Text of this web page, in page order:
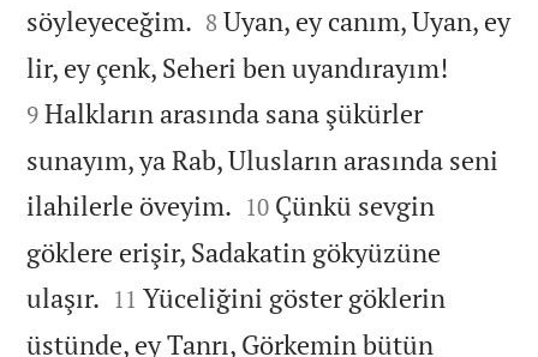
söyleyeceğim. 

8 Uyan, ey canım, Uyan, ey
lir, ey çenk, Seheri ben uyandırayım!
9 Halkların arasında sana şükürler
sunayım, ya Rab, Ulusların arasında seni
ilahilerle öveyim. 

10 Çünkü sevgin
göklere erişir, Sadakatin gökyüzüne
ulaşır. 

11 Yüceliğini göster göklerin
üstünde, ey Tanrı, Görkemin bütün